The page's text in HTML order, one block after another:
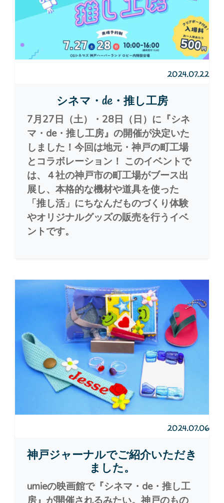
2024.07.22
シネマ・de・推し工房
7月27日（土）・28日（日）に『シネ
マ・de・推し工房』の開催が決定いた
しました！今回は地元・神戸の町工場
とコラボレーション！ このイベントで
は、４社の神戸市の町工場がブース出
展し、本格的な機材や道具を使った
「推し活」にちなんだものづくり体験
やオリジナルグッズの販売を行うイベ
ントです。
2024.07.06
神戸ジャーナルでご紹介いただき
ました。
umieの映画館で『シネマ・de・推し工